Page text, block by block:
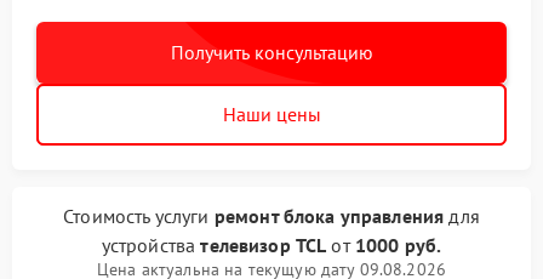
Получить консультацию
Наши цены
Стоимость услуги ремонт блока управления для
устройствателевизор TCL от 1000 руб.
Цена актуальна на текущую дату 09.08.2026